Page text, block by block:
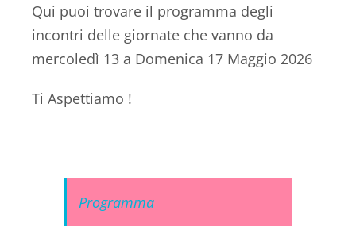
Qui puoi trovare il programma degli
incontri delle giornate che vanno da
mercoledì 13 a Domenica 17 Maggio 2026
Ti Aspettiamo !
Programma